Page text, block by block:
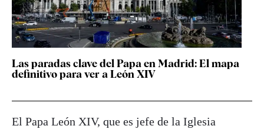
Las paradas clave del Papa en Madrid: El mapa
definitivo para ver a León XIV
El Papa León XIV, que es jefe de la Iglesia